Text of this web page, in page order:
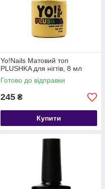
Yo!Nails Матовий топ
PLUSHKA для нігтів, 8 мл
Готово до відправки
245 ₴
Купити